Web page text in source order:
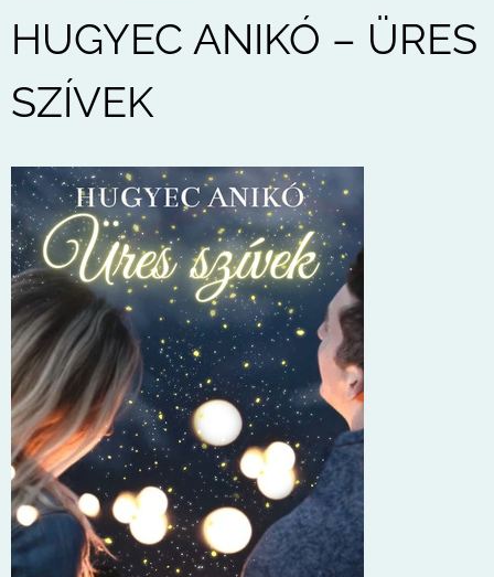
HUGYEC ANIKÓ – ÜRES
SZÍVEK